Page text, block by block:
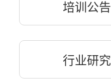
培训公告
行业研究